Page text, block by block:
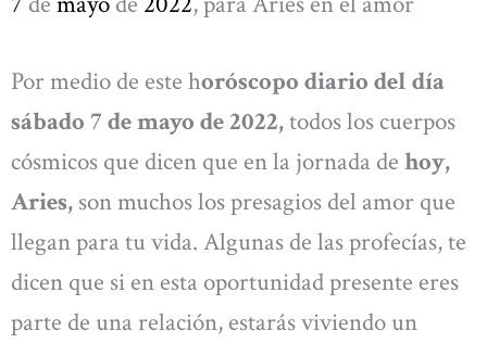
Por medio de este horóscopo diario del día
sábado 7 de mayo de 2022,todos los cuerpos
cósmicos que dicen que en la jornada de hoy,
Aries, son muchos los presagios del amor que
llegan para tu vida. Algunas de las profecías, te
dicen que si en esta oportunidad presente eres
parte de una relación, estarás viviendo un